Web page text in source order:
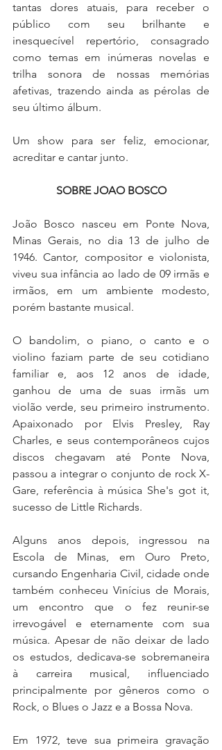
tantas dores atuais, para receber o
público com seu brilhante e
inesquecível repertório, consagrado
como temas em inúmeras novelas e
trilha sonora de nossas memórias
afetivas, trazendo ainda as pérolas de
seu último álbum.
Um show para ser feliz, emocionar,
acreditar e cantar junto.
SOBRE JOAO BOSCO
João Bosco nasceu em Ponte Nova,
Minas Gerais, no dia 13 de julho de
1946. Cantor, compositor e violonista,
viveu sua infância ao lado de 09 irmãs e
irmãos, em um ambiente modesto,
porém bastante musical.
O bandolim, o piano, o canto e o
violino faziam parte de seu cotidiano
familiar e, aos 12 anos de idade,
ganhou de uma de suas irmãs um
violão verde, seu primeiro instrumento.
Apaixonado por Elvis Presley, Ray
Charles, e seus contemporâneos cujos
discos chegavam até Ponte Nova,
passou a integrar o conjunto de rock X-
Gare, referência à música She's got it,
sucesso de Little Richards.
Alguns anos depois, ingressou na
Escola de Minas, em Ouro Preto,
cursando Engenharia Civil, cidade onde
também conheceu Vinícius de Morais,
um encontro que o fez reunir-se
irrevogável e eternamente com sua
música. Apesar de não deixar de lado
os estudos, dedicava-se sobremaneira
à carreira musical, influenciado
principalmente por gêneros como o
Rock, o Blues o Jazz e a Bossa Nova.
Em 1972, teve sua primeira gravação